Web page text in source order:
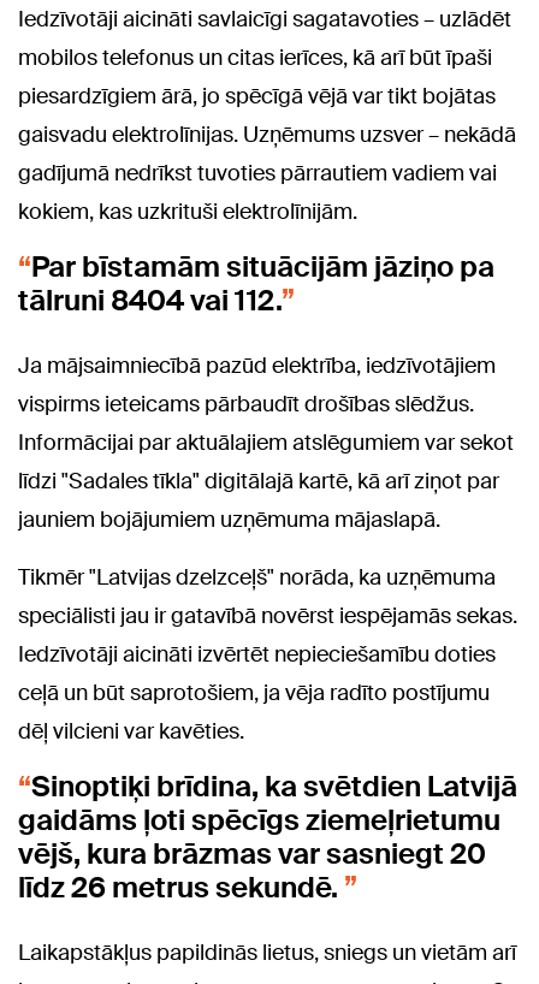
Iedzīvotāji aicināti savlaicīgi sagatavoties – uzlādēt
mobilos telefonus un citas ierīces, kā arī būt īpaši
piesardzīgiem ārā, jo spēcīgā vējā var tikt bojātas
gaisvadu elektrolīnijas. Uzņēmums uzsver – nekādā
gadījumā nedrīkst tuvoties pārrautiem vadiem vai
kokiem, kas uzkrituši elektrolīnijām.
Par bīstamām situācijām jāziņo pa
tālruni 8404 vai 112.
Ja mājsaimniecībā pazūd elektrība, iedzīvotājiem
vispirms ieteicams pārbaudīt drošības slēdžus.
Informācijai par aktuālajiem atslēgumiem var sekot
līdzi "Sadales tīkla" digitālajā kartē, kā arī ziņot par
jauniem bojājumiem uzņēmuma mājaslapā.
Tikmēr "Latvijas dzelzceļš" norāda, ka uzņēmuma
speciālisti jau ir gatavībā novērst iespējamās sekas.
Iedzīvotāji aicināti izvērtēt nepieciešamību doties
ceļā un būt saprotošiem, ja vēja radīto postījumu
dēļ vilcieni var kavēties.
Sinoptiķi brīdina, ka svētdien Latvijā
gaidāms ļoti spēcīgs ziemeļrietumu
vējš, kura brāzmas var sasniegt 20
līdz 26 metrus sekundē.
Laikapstākļus papildinās lietus, sniegs un vietām arī